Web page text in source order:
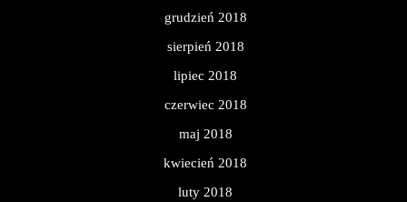
grudzień 2018
sierpień 2018
lipiec 2018
czerwiec 2018
maj 2018
kwiecień 2018
luty 2018